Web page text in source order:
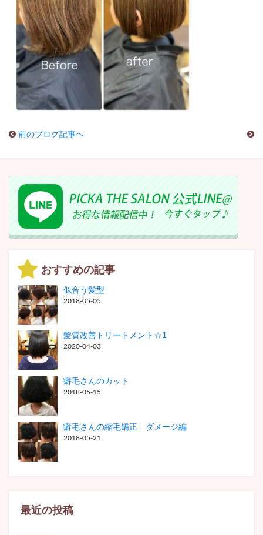
前のブログ記事へ
おすすめの記事
似合う髪型
2018-05-05
髪質改善トリートメント☆1
2020-04-03
癖毛さんのカット
2018-05-15
癖毛さんの縮毛矯正 ダメージ編
2018-05-21
最近の投稿